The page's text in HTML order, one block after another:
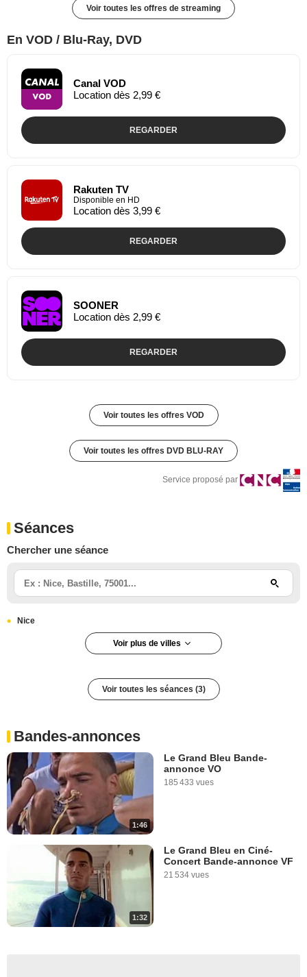
Voir toutes les offres de streaming
En VOD / Blu-Ray, DVD
Canal VOD
Location dès 2,99 €
REGARDER
Rakuten TV
Disponible en HD
Location dès 3,99 €
REGARDER
SOONER
Location dès 2,99 €
REGARDER
Voir toutes les offres VOD
Voir toutes les offres DVD BLU-RAY
Service proposé par
Séances
Chercher une séance
Nice
Voir plus de villes
Voir toutes les séances (3)
Bandes-annonces
1:46
Le Grand Bleu Bande-
annonce VO
185 433 vues
1:32
Le Grand Bleu en Ciné-
Concert Bande-annonce VF
21 534 vues